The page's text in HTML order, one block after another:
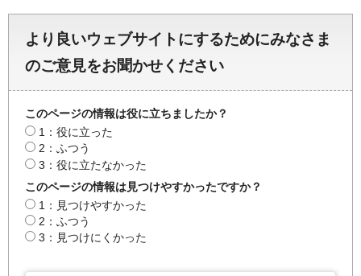
より良いウェブサイトにするためにみなさま
のご意見をお聞かせください
このページの情報は役に立ちましたか？
1：役に立った
2：ふつう
3：役に立たなかった
このページの情報は見つけやすかったですか？
1：見つけやすかった
2：ふつう
3：見つけにくかった